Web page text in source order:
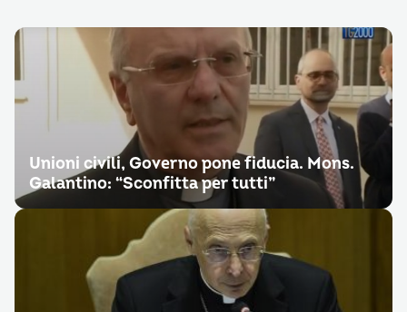
Unioni civili, Governo pone fiducia. Mons.
Galantino: “Sconfitta per tutti”